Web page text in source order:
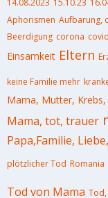
14.08.2023 15.10.23
Aphorismen Aufbarung,
Beerdigung corona
Einsamkeit Eltern
keine Familie mehr
Mama, Mutter,
Mama, tot, trauer
Papa,Familie,
plötzlicher Tod Romania
Tod von Mama